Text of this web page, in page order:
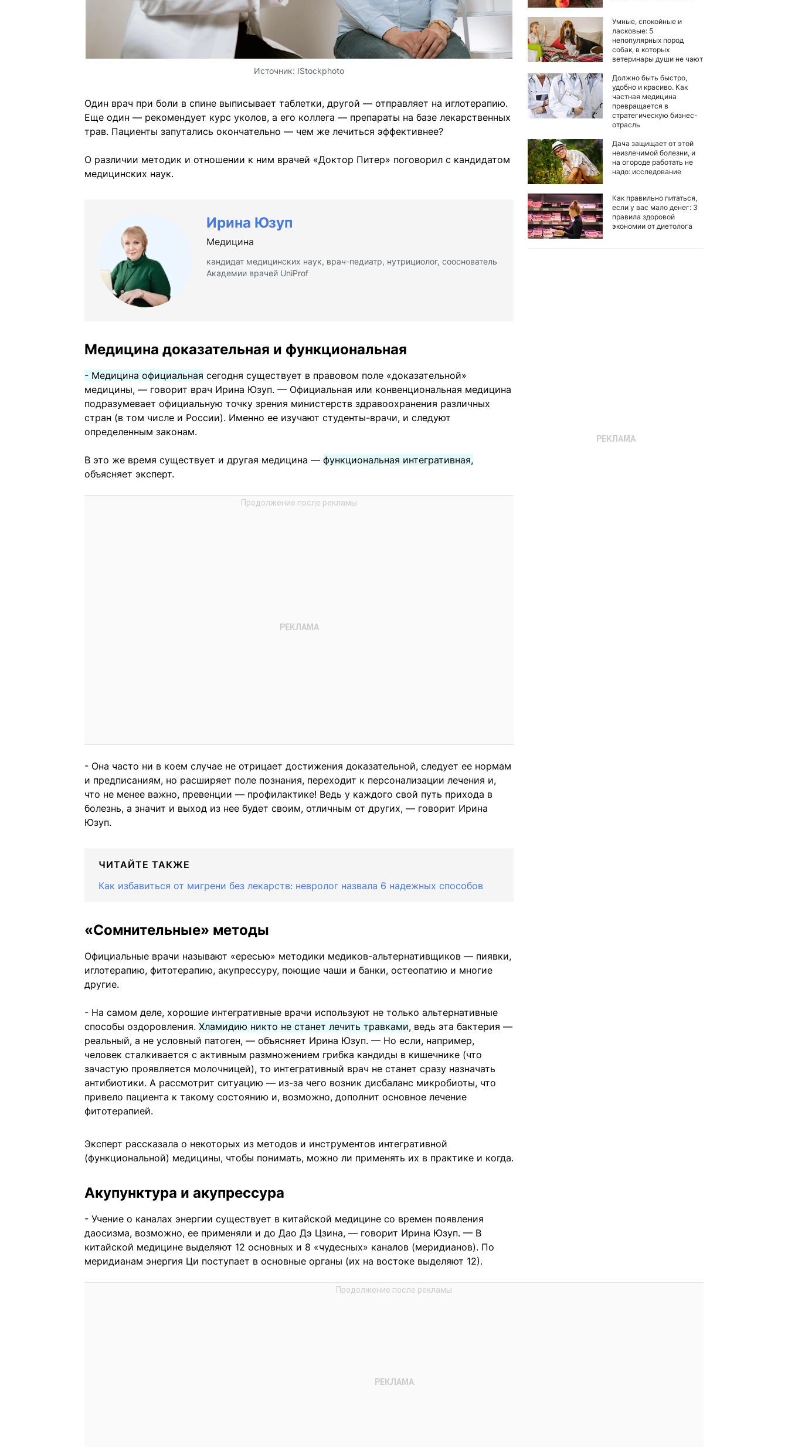
Источник: IStockphoto
Один врач при боли в спине выписывает таблетки, другой — отправляет на иглотерапию.
Еще один — рекомендует курс уколов, а его коллега — препараты на базе лекарственных
трав. Пациенты запутались окончательно — чем же лечиться эффективнее?
О различии методик и отношении к ним врачей «Доктор Питер» поговорил с кандидатом
медицинских наук.
Ирина Юзуп
Медицина
кандидат медицинских наук, врач-педиатр, нутрициолог, сооснователь
Академии врачей UniProf
Медицина доказательная и функциональная
- Медицина официальная сегодня существует в правовом поле «доказательной»
медицины, — говорит врач Ирина Юзуп. — Официальная или конвенциональная медицина
подразумевает официальную точку зрения министерств здравоохранения различных
стран (в том числе и России). Именно ее изучают студенты-врачи, и следуют
определенным законам.
В это же время существует и другая медицина — функциональная интегративная,
объясняет эксперт.
- Она часто ни в коем случае не отрицает достижения доказательной, следует ее нормам
и предписаниям, но расширяет поле познания, переходит к персонализации лечения и,
что не менее важно, превенции — профилактике! Ведь у каждого свой путь прихода в
болезнь, а значит и выход из нее будет своим, отличным от других, — говорит Ирина
Юзуп.
ЧИТАЙТЕ ТАКЖЕ
Как избавиться от мигрени без лекарств: невролог назвала 6 надежных способов
«Сомнительные» методы
Официальные врачи называют «ересью» методики медиков-альтернативщиков — пиявки,
иглотерапию, фитотерапию, акупрессуру, поющие чаши и банки, остеопатию и многие
другие.
- На самом деле, хорошие интегративные врачи используют не только альтернативные
способы оздоровления. Хламидию никто не станет лечить травками, ведь эта бактерия —
реальный, а не условный патоген, — объясняет Ирина Юзуп. — Но если, например,
человек сталкивается с активным размножением грибка кандиды в кишечнике (что
зачастую проявляется молочницей), то интегративный врач не станет сразу назначать
антибиотики. А рассмотрит ситуацию — из-за чего возник дисбаланс микробиоты, что
привело пациента к такому состоянию и, возможно, дополнит основное лечение
фитотерапией.
Эксперт рассказала о некоторых из методов и инструментов интегративной
(функциональной) медицины, чтобы понимать, можно ли применять их в практике и когда.
Акупунктура и акупрессура
- Учение о каналах энергии существует в китайской медицине со времен появления
даосизма, возможно, ее применяли и до Дао Дэ Цзина, — говорит Ирина Юзуп. — В
китайской медицине выделяют 12 основных и 8 «чудесных» каналов (меридианов). По
меридианам энергия Ци поступает в основные органы (их на востоке выделяют 12).
Умные, спокойные и
ласковые: 5
непопулярных пород
собак, в которых
ветеринары души не чают
Должно быть быстро,
удобно и красиво. Как
частная медицина
превращается в
стратегическую бизнес-
отрасль
Дача защищает от этой
неизлечимой болезни, и
на огороде работать не
надо: исследование
Как правильно питаться,
если у вас мало денег: 3
правила здоровой
экономии от диетолога